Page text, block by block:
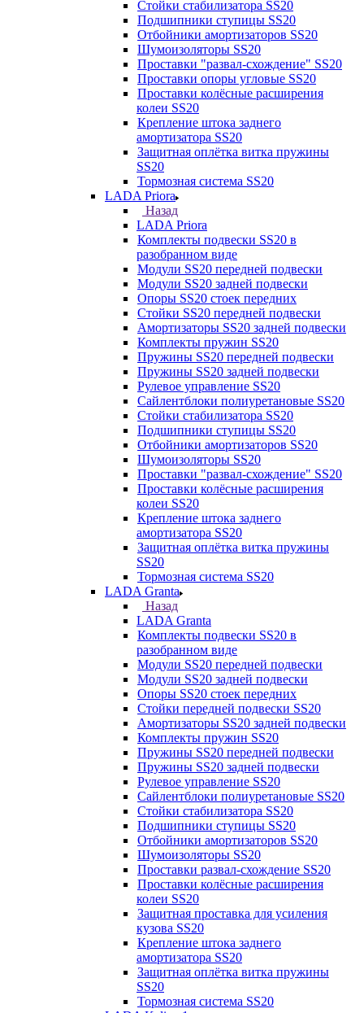
Стойки стабилизатора SS20
Подшипники ступицы SS20
Отбойники амортизаторов SS20
Шумоизоляторы SS20
Проставки "развал-схождение" SS20
Проставки опоры угловые SS20
Проставки колёсные расширения
колеи SS20
Крепление штока заднего
амортизатора SS20
Защитная оплётка витка пружины
SS20
Тормозная система SS20
LADA Priora
Назад
LADA Priora
Комплекты подвески SS20 в
разобранном виде
Модули SS20 передней подвески
Модули SS20 задней подвески
Опоры SS20 стоек передних
Стойки SS20 передней подвески
Амортизаторы SS20 задней подвески
Комплекты пружин SS20
Пружины SS20 передней подвески
Пружины SS20 задней подвески
Рулевое управление SS20
Сайлентблоки полиуретановые SS20
Стойки стабилизатора SS20
Подшипники ступицы SS20
Отбойники амортизаторов SS20
Шумоизоляторы SS20
Проставки "развал-схождение" SS20
Проставки колёсные расширения
колеи SS20
Крепление штока заднего
амортизатора SS20
Защитная оплётка витка пружины
SS20
Тормозная система SS20
LADA Granta
Назад
LADA Granta
Комплекты подвески SS20 в
разобранном виде
Модули SS20 передней подвески
Модули SS20 задней подвески
Опоры SS20 стоек передних
Стойки передней подвески SS20
Амортизаторы SS20 задней подвески
Комплекты пружин SS20
Пружины SS20 передней подвески
Пружины SS20 задней подвески
Рулевое управление SS20
Сайлентблоки полиуретановые SS20
Стойки стабилизатора SS20
Подшипники ступицы SS20
Отбойники амортизаторов SS20
Шумоизоляторы SS20
Проставки развал-схождение SS20
Проставки колёсные расширения
колеи SS20
Защитная проставка для усиления
кузова SS20
Крепление штока заднего
амортизатора SS20
Защитная оплётка витка пружины
SS20
Тормозная система SS20